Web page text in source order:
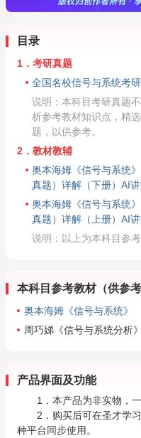
目录
1．考研真题
全国名校信号与系统考
说明：本科目考研真题
析参考教材知识点，精
题，以供参考。
2．教材教辅
奥本海姆《信号与系统
真题）详解（下册）AI
奥本海姆《信号与系统
真题）详解（上册）AI
说明：以上为本科目参
本科目参考教材（供参考
奥本海姆《信号与系统》
周巧娣《信号与系统分析》
产品界面及功能
1．本产品为非实物，
2．购买后可在圣才学
种平台同步使用。